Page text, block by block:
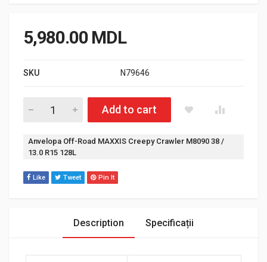
5,980.00 MDL
SKU N79646
Cantitate Anvelopa Off-Road MAXXIS Creepy Crawler M8090
Add to cart
Etichetă:
Anvelopa Off-Road MAXXIS Creepy Crawler M8090 38 /
13.0 R15 128L
Like Tweet Pin It
Description Specificații